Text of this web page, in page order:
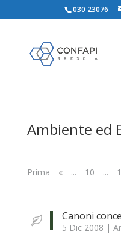
030 23076
Ambiente ed
Prima
« ... 10 ...
Canoni
5 Dic 2008 |